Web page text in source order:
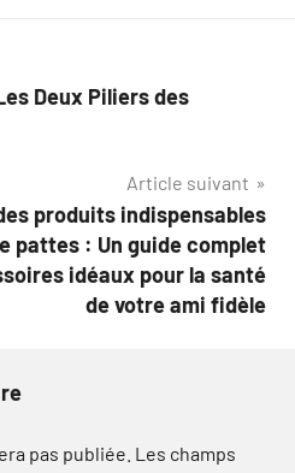
Deux Piliers des
Article suivant
produits indispensables
pattes : Un guide complet
idéaux pour la santé
de votre ami fidèle
pas publiée. Les champs